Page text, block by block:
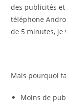
des publicités
téléphone
de 5 minutes, je
Mais pourquoi
Moins de